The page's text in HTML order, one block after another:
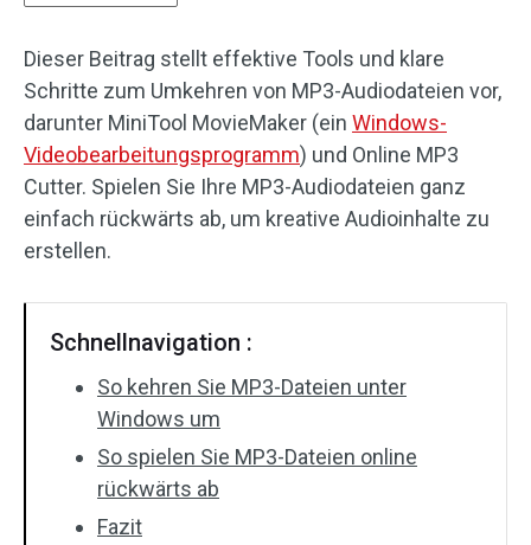
Text/Elemente
Videoeffekte
Videofarbe
Drehen/Spiegeln
Stapelverarbeitung
Dieser Beitrag stellt effektive Tools und klare
Schritte zum Umkehren von MP3-Audiodateien vor,
darunter MiniTool MovieMaker (ein Windows-
Videobearbeitungsprogramm) und Online MP3
Cutter. Spielen Sie Ihre MP3-Audiodateien ganz
einfach rückwärts ab, um kreative Audioinhalte zu
erstellen.
Schnellnavigation :
So kehren Sie MP3-Dateien unter
Windows um
So spielen Sie MP3-Dateien online
rückwärts ab
Fazit